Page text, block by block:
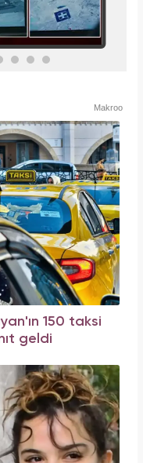
Makroo
150 taksi
geldi